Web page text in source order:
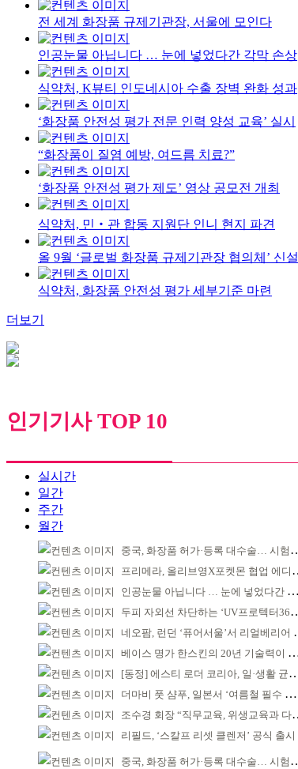
전 세계 화장품 규제기관장, 서울에 모인다
인공눈물 아닙니다 … 눈에 넣었다간 각막 손상
식약처, K뷰티 인도네시아 수출 장벽 완화 성과
‘화장품 안전성 평가 전문 인력 양성 교육’ 실시
“화장품이 질염 예방, 여드름 치료?”
‘화장품 안전성 평가 제도’ 영상 공모전 개최
식약처, 민‧관 합동 지원단 인니 현지 파견
올 9월 ‘글로벌 화장품 규제기관장 협의체’ 신설
식약처, 화장품 안전성 평가 세부기준 마련
더보기
인기기사 TOP 10
실시간
일간
주간
월간
중국, 화장품 허가·등록 대수술… 시험자료 공용 허용
프리메라, 올리브영X포켓몬 협업 에디션 출시
인공눈물 아닙니다 … 눈에 넣었다간 각막 손상
두피 자외선 차단하는 ‘UV프로텍터365’ 출시
네오팜, 런던 ‘퓨어서울’서 리얼베리어 팝업 운영
베이스 명가 한스킨의 20년 기술력이 집약된 쿠션
[동정] 에스티 로더 코리아, 일·생활 균형 우수 기업
더마비 풋 샴푸, 일본서 ‘여름철 필수 아이템’으로 주목
조수경 회장 “직무교육, 위생교육과 다르다”
리필드, ‘스칼프 리셋 클렌저’ 공식 출시
중국, 화장품 허가·등록 대수술… 시험자료 공용 허용